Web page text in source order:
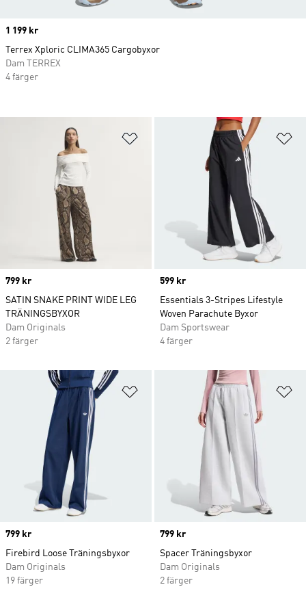
Lägg till på önskelistan
Price
799 kr
SATIN SNAKE PRINT WIDE LEG
TRÄNINGSBYXOR
Dam Originals
2 färger
Price
599 kr
Essentials 3-Stripes Lifestyle
Woven Parachute Byxor
Dam Sportswear
4 färger
Lägg till på önskelistan
Price
799 kr
Firebird Loose Träningsbyxor
Dam Originals
19 färger
Price
799 kr
Spacer Träningsbyxor
Dam Originals
2 färger
Price
1 199 kr
Terrex Xploric CLIMA365 Cargobyxor
Dam TERREX
4 färger